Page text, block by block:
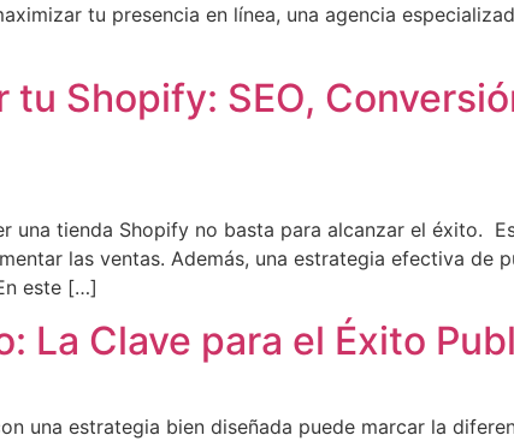
tu presencia en línea, una agencia
Shopify: SEO,
una tienda Shopify no basta para alcanzar el éxito.
las ventas. Además, una estrategia efectiva de
este […]
La Clave para el Éxito
una estrategia bien diseñada puede marcar la